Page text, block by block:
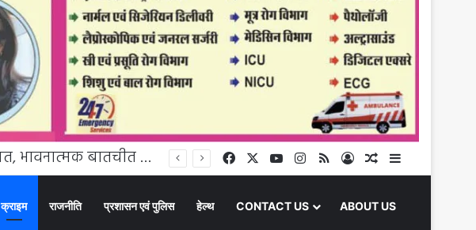
घूंघट की ओट से आत्मनिर्भरता तक: उर्मिला पटेल बनीं ग्रामीण महिला सशक्तिकरण की प्रेरक मिसाल Facebook YouTubeInstagram
RSS Log InRandom Article
क्राइम राजनीति प्रशासन एवं पुलिस हेल्थ CONTACT US ABOUT US